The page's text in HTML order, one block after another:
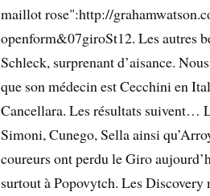
maillot rose":http://
openform&07giroSt12. Les autres
Schleck, surprenant d’aisance.
que son médecin est Cecchini en
Cancellara. Les résultats suivent…
Simoni, Cunego, Sella ainsi
coureurs ont perdu le Giro
surtout à Popovytch. Les Discovery